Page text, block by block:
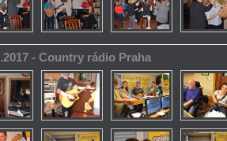
- Country rádio Praha